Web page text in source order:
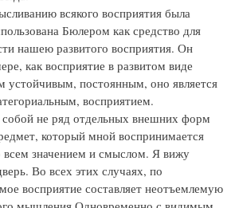
всякого восприятия была
Бюлером как средство для
нашею развитого восприятия. Он
как восприятие в развитом виде
устойчивым, постоянным, оно является
восприятием.
не ряд отдельных внешних форм
который мной воспринимается
всем значением и смыслом. Я вижу
Во всех этих случаях, по
восприятие составляет неотъемлемую